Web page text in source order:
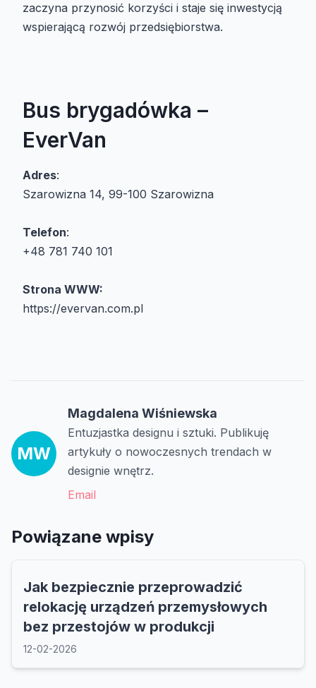
zaczyna przynosić korzyści i staje się inwestycją
wspierającą rozwój przedsiębiorstwa.
Bus brygadówka –
EverVan
Adres:
Szarowizna 14, 99-100 Szarowizna
Telefon:
+48 781 740 101
Strona WWW:
https://evervan.com.pl
MW
Magdalena Wiśniewska
Entuzjastka designu i sztuki. Publikuję
artykuły o nowoczesnych trendach w
designie wnętrz.
Email
Powiązane wpisy
Jak bezpiecznie przeprowadzić
relokację urządzeń przemysłowych
bez przestojów w produkcji
12-02-2026